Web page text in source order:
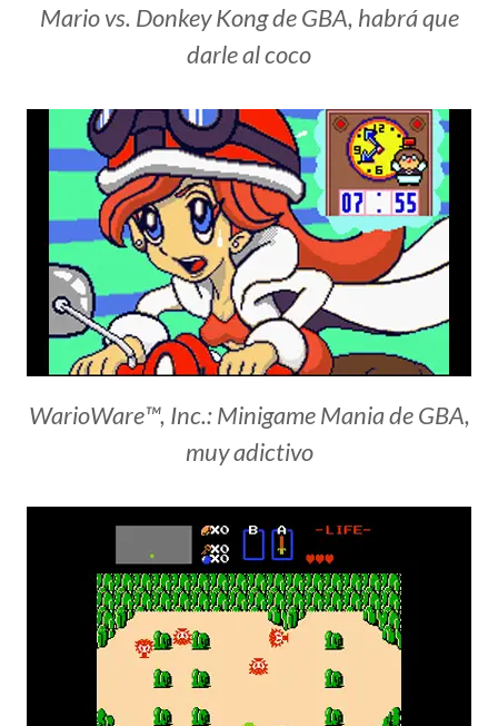
Mario vs. Donkey Kong de GBA, habrá que
darle al coco
WarioWare™, Inc.: Minigame Mania de GBA,
muy adictivo